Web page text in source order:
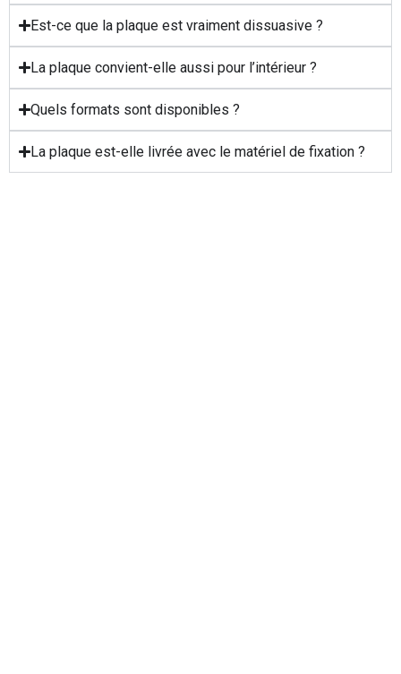
Est-ce que la plaque est vraiment dissuasive ?
La plaque convient-elle aussi pour l’intérieur ?
Quels formats sont disponibles ?
La plaque est-elle livrée avec le matériel de fixation ?